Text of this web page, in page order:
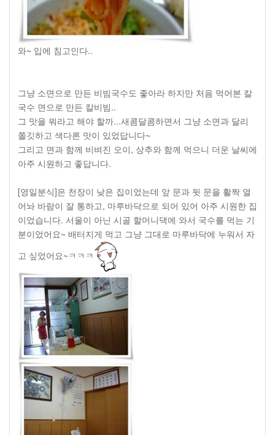
와~ 입에 침고인다..
그냥 소면으로 만든 비빔국수도 좋아라 하지만 처음 먹어본 칼
국수 면으로 만든 칼비빔..
그 맛을 뭐라고 해야 할까...새콤달콤하면서 그냥 소면과 달리
쫄깃하고 색다른 맛이 있었답니다~
그리고 면과 함께 비벼진 오이, 상추와 함께 먹으니 더운 날씨에
아주 시원하고 좋답니다.
[영일분식]은 천장이 낮은 집이었는데 앞 문과 뒷 문을 활짝 열
어놔 바람이 잘 통하고, 마루바닥으로 되어 있어 아주 시원한 집
이었습니다. 서울이 아닌 시골 할머니댁에 와서 국수를 먹는 기
분이었어요~ 배터지게 먹고 그냥 그대로 마루바닥에 누워서 자
고 싶었어요~ㅋㅋㅋ